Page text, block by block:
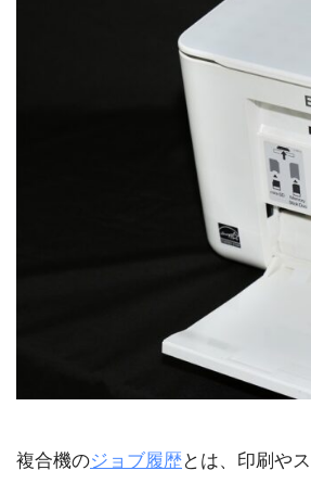
複合機のジョブ履歴とは、印刷や